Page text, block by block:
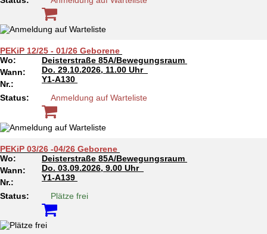
PEKiP 12/25 - 01/26 Geborene
Wo:
Deisterstraße 85A/Bewegungsraum
Wann:
Do. 29.10.2026, 11.00 Uhr
Nr.:
Y1-A130
Status:
Anmeldung auf Warteliste
PEKiP 03/26 -04/26 Geborene
Wo:
Deisterstraße 85A/Bewegungsraum
Wann:
Do. 03.09.2026, 9.00 Uhr
Nr.:
Y1-A139
Status:
Plätze frei